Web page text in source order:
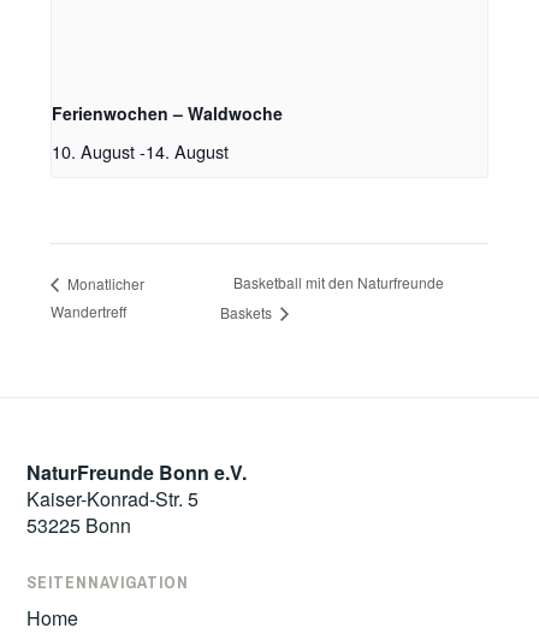
Ferienwochen – Waldwoche
10. August -14. August
Monatlicher
Wandertreff
Basketball mit den Naturfreunde
Baskets
NaturFreunde Bonn e.V.
Kaiser-Konrad-Str. 5
53225 Bonn
SEITENNAVIGATION
Home